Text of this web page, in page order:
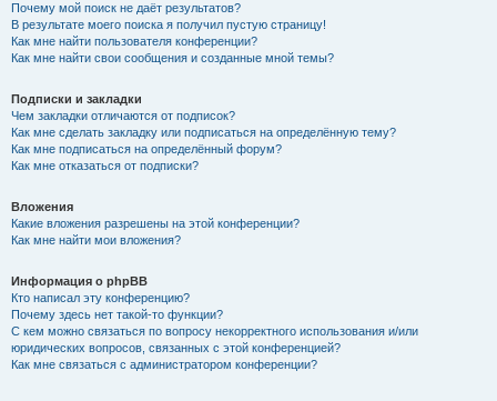
Почему мой поиск не даёт результатов?
В результате моего поиска я получил пустую страницу!
Как мне найти пользователя конференции?
Как мне найти свои сообщения и созданные мной темы?
Подписки и закладки
Чем закладки отличаются от подписок?
Как мне сделать закладку или подписаться на определённую тему?
Как мне подписаться на определённый форум?
Как мне отказаться от подписки?
Вложения
Какие вложения разрешены на этой конференции?
Как мне найти мои вложения?
Информация о phpBB
Кто написал эту конференцию?
Почему здесь нет такой-то функции?
С кем можно связаться по вопросу некорректного использования и/или
юридических вопросов, связанных с этой конференцией?
Как мне связаться с администратором конференции?